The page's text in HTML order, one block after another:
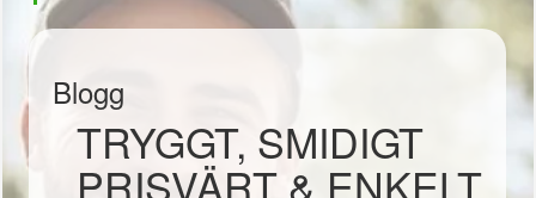
Blogg
TRYGGT, SMIDIGT
PRISVÄRT & ENKELT